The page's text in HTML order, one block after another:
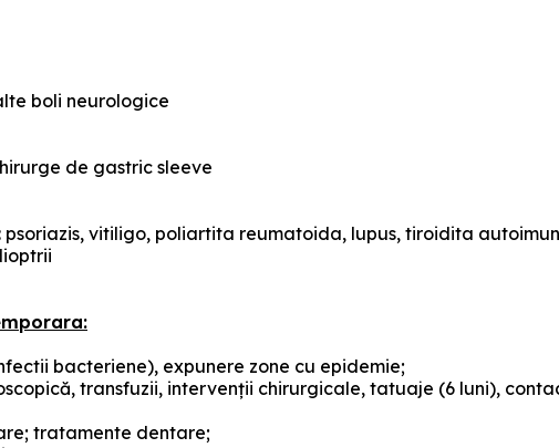
boli neurologice
de gastric sleeve
vitiligo, poliartita reumatoida, lupus, tiroidita
bacteriene), expunere zone cu epidemie;
transfuzii, intervenţii chirurgicale, tatuaje (6 luni),
tratamente dentare;